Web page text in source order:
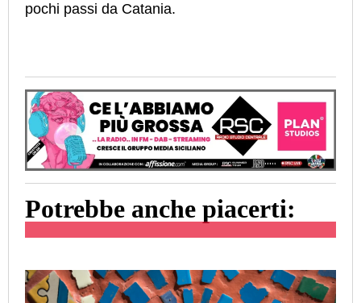
pochi passi da Catania.
Potrebbe anche piacerti: